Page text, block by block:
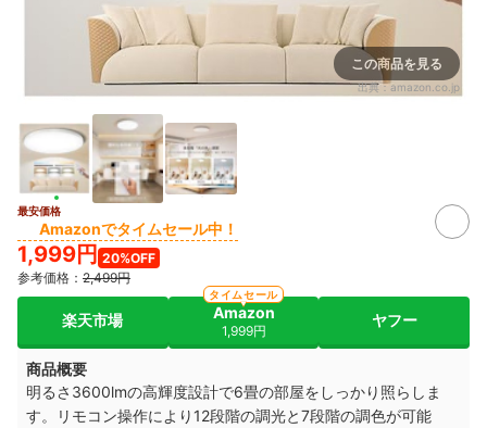
この商品を見る
出典：amazon.co.jp
最安価格
Amazonでタイムセール中！
1,999円 20%OFF
参考価格： 2,499円
楽天市場 Amazon
1,999円
タイムセール
ヤフー
商品概要
明るさ3600lmの高輝度設計で6畳の部屋をしっかり照らしま
す。リモコン操作により12段階の調光と7段階の調色が可能